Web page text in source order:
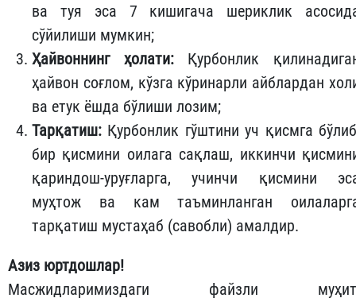
ва туя эса 7 кишигача шериклик
сўйилиши мумкин;
Ҳайвоннинг ҳолати:Қурбонлик
ҳайвон соғлом, кўзга кўринарли айблардан
ва етук ёшда бўлиши лозим;
Тарқатиш: Қурбонлик гўштини уч қисмга
бир қисмини оилага сақлаш, иккинчи
қариндош-уруғларга, учинчи қисмини
муҳтож ва кам таъминланган
тарқатиш мустаҳаб (савобли) амалдир.
Азиз юртдошлар!
Масжидларимиздаги файзли